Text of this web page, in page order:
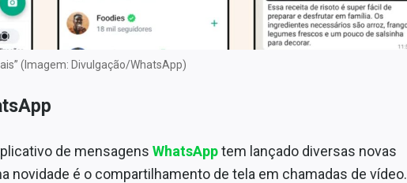
(Imagem: Divulgação/WhatsApp)
de mensagens WhatsApptem lançado diversas novas
novidade é o compartilhamento de tela em chamadas de vídeo.